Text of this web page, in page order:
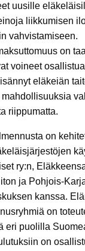
uusille
liikkumisen
vahvistamiseen.
on
voineet
eläkeiän
riippumatta.
on
ry:n,
ja Pohjois-
kanssa.
on
eri puolilla
on